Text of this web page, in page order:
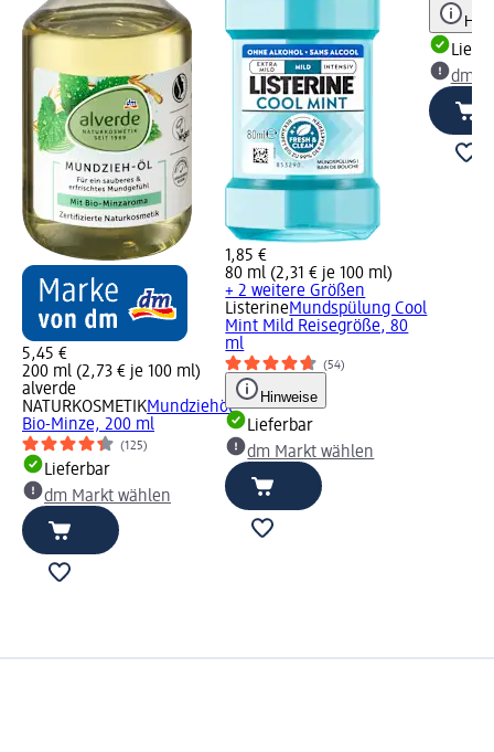
5,45 €
200 ml (2,73 € je 100 ml)
alverde
NATURKOSMETIKMundziehöl
Bio-Minze, 200 ml
(125)
Lieferbar
dm Markt wählen
1,85 €
80 ml (2,31 € je 100 ml)
+ 2 weitere Größen
ListerineMundspülung Cool
Mint Mild Reisegröße, 80
ml
(54)
Hinweise
Lieferbar
dm Markt wählen
dm